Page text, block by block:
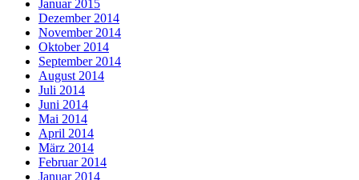
Januar 2015
Dezember 2014
November 2014
Oktober 2014
September 2014
August 2014
Juli 2014
Juni 2014
Mai 2014
April 2014
März 2014
Februar 2014
Januar 2014